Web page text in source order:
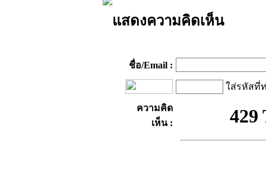
แสดงความคิดเห็น
ชื่อ/Email :
ใส่รหัสที่
ความคิด
เห็น :